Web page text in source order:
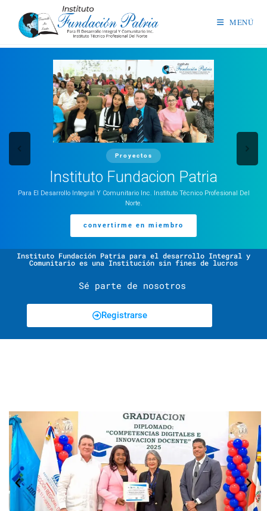
MENÚ
Proyectos
Instituto Fundacion Patria
Para El Desarrollo Integral Y Comunitario Inc. Instituto Técnico Profesional Del
Norte.
convertirme en miembro
Instituto Fundación Patria para el desarrollo Integral y
Comunitario es una Institución sin fines de lucros
Sé parte de nosotros
Registrarse